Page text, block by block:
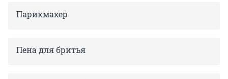
Парикмахер
Пена для бритья